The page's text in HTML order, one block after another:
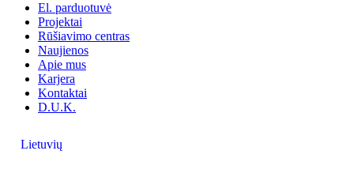
El. parduotuvė
Projektai
Rūšiavimo centras
Naujienos
Apie mus
Karjera
Kontaktai
D.U.K.
Lietuvių